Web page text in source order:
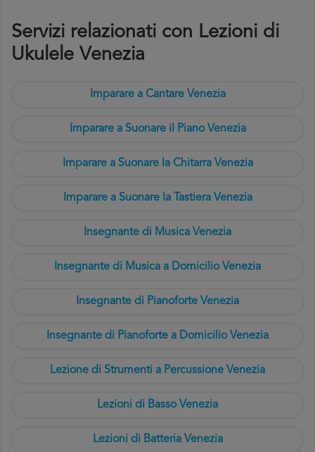
Servizi relazionati con Lezioni di
Ukulele Venezia
Imparare a Cantare Venezia
Imparare a Suonare il Piano Venezia
Imparare a Suonare la Chitarra Venezia
Imparare a Suonare la Tastiera Venezia
Insegnante di Musica Venezia
Insegnante di Musica a Domicilio Venezia
Insegnante di Pianoforte Venezia
Insegnante di Pianoforte a Domicilio Venezia
Lezione di Strumenti a Percussione Venezia
Lezioni di Basso Venezia
Lezioni di Batteria Venezia